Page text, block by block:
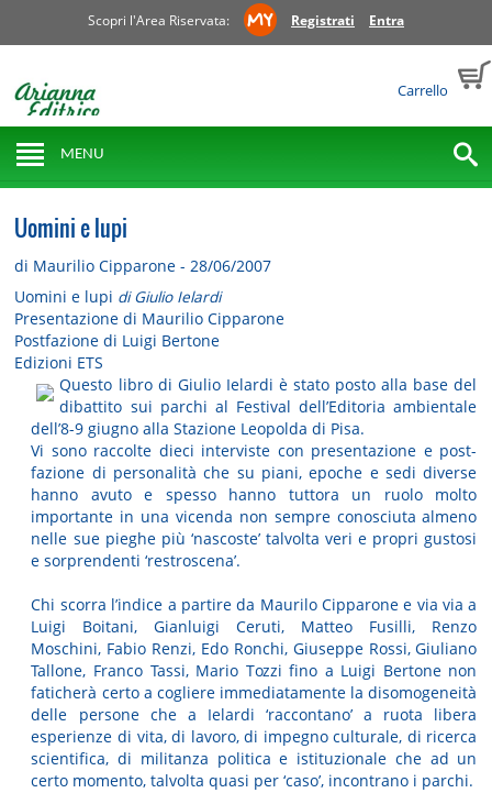
Scopri l'Area Riservata: Registrati Entra
Carrello
MENU
Uomini e lupi
di Maurilio Cipparone - 28/06/2007
Uomini e lupi di Giulio Ielardi
Presentazione di Maurilio Cipparone
Postfazione di Luigi Bertone
Edizioni ETS
Questo libro di Giulio Ielardi è stato posto alla base del
dibattito sui parchi al Festival dell’Editoria ambientale
dell’8-9 giugno alla Stazione Leopolda di Pisa.
Vi sono raccolte dieci interviste con presentazione e post-
fazione di personalità che su piani, epoche e sedi diverse
hanno avuto e spesso hanno tuttora un ruolo molto
importante in una vicenda non sempre conosciuta almeno
nelle sue pieghe più ‘nascoste’ talvolta veri e propri gustosi
e sorprendenti ‘restroscena’.
Chi scorra l’indice a partire da Maurilo Cipparone e via via a
Luigi Boitani, Gianluigi Ceruti, Matteo Fusilli, Renzo
Moschini, Fabio Renzi, Edo Ronchi, Giuseppe Rossi, Giuliano
Tallone, Franco Tassi, Mario Tozzi fino a Luigi Bertone non
faticherà certo a cogliere immediatamente la disomogeneità
delle persone che a Ielardi ‘raccontano’ a ruota libera
esperienze di vita, di lavoro, di impegno culturale, di ricerca
scientifica, di militanza politica e istituzionale che ad un
certo momento, talvolta quasi per ‘caso’, incontrano i parchi.